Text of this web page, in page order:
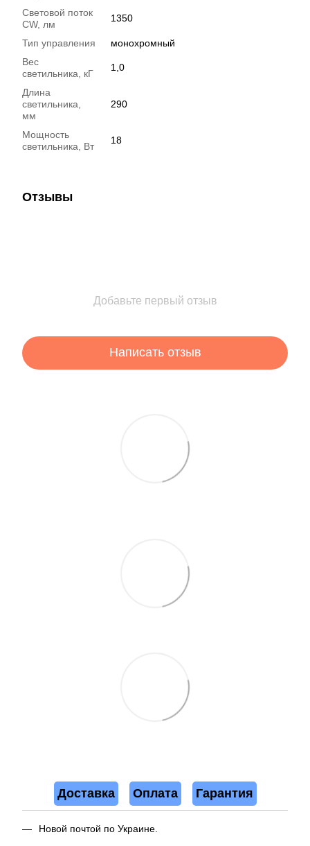
Световой поток
CW, лм
1350
Тип управления
монохромный
Вес
светильника, кГ
1,0
Длина
светильника,
мм
290
Мощность
светильника, Вт
18
Отзывы
Добавьте первый отзыв
Написать отзыв
Доставка Оплата Гарантия
Новой почтой по Украине.